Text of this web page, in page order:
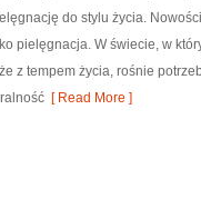
do stylu życia.
pielęgnacja. W świecie, w
z tempem życia, rośnie
[ Read More ]